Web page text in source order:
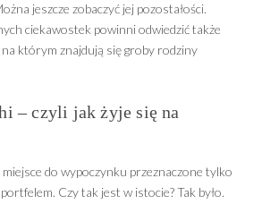
jeszcze zobaczyć jej pozostałości.
ciekawostek powinni odwiedzić także
którym znajdują się groby rodziny
– czyli jak żyje się na
do wypoczynku przeznaczone tylko
Czy tak jest w istocie? Tak było.